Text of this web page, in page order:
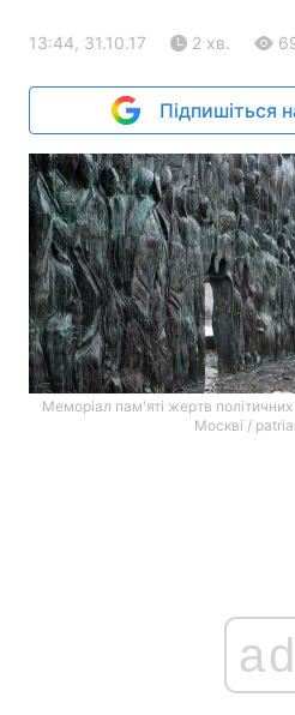
13:44, 31.10.17 2 хв.
Підпишіться
Меморіал пам'яті жертв
Москві /
ad